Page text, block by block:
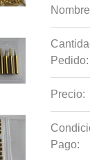
Pedido:
Precio:
Pago: